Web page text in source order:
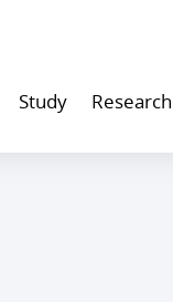
Study Research